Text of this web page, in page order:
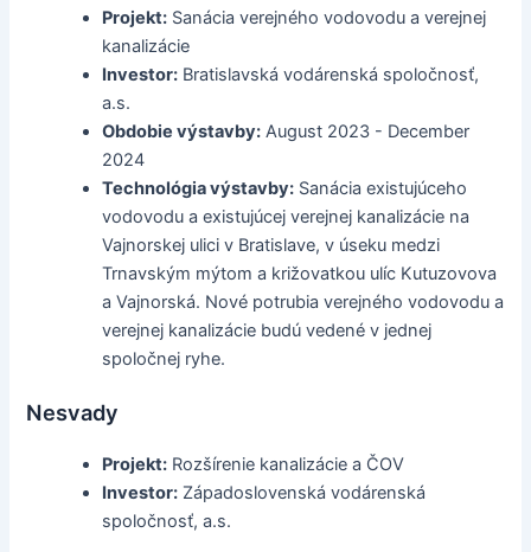
Projekt: Sanácia verejného vodovodu a verejnej
kanalizácie
Investor: Bratislavská vodárenská spoločnosť,
a.s.
Obdobie výstavby: August 2023 - December
2024
Technológia výstavby: Sanácia existujúceho
vodovodu a existujúcej verejnej kanalizácie na
Vajnorskej ulici v Bratislave, v úseku medzi
Trnavským mýtom a križovatkou ulíc Kutuzovova
a Vajnorská. Nové potrubia verejného vodovodu a
verejnej kanalizácie budú vedené v jednej
spoločnej ryhe.
Nesvady
Projekt: Rozšírenie kanalizácie a ČOV
Investor: Západoslovenská vodárenská
spoločnosť, a.s.